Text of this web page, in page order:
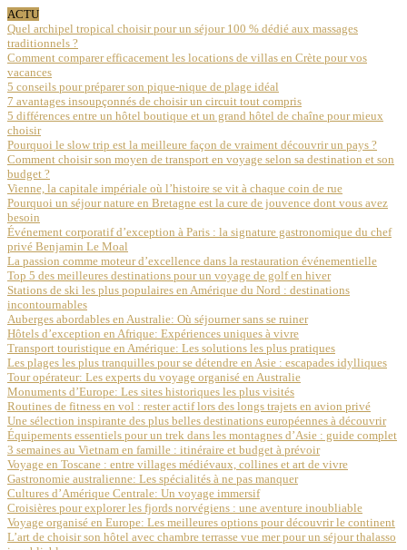
ACTU
Quel archipel tropical choisir pour un séjour 100 % dédié aux massages
traditionnels ?
Comment comparer efficacement les locations de villas en Crète pour vos
vacances
5 conseils pour préparer son pique-nique de plage idéal
7 avantages insoupçonnés de choisir un circuit tout compris
5 différences entre un hôtel boutique et un grand hôtel de chaîne pour mieux
choisir
Pourquoi le slow trip est la meilleure façon de vraiment découvrir un pays ?
Comment choisir son moyen de transport en voyage selon sa destination et son
budget ?
Vienne, la capitale impériale où l’histoire se vit à chaque coin de rue
Pourquoi un séjour nature en Bretagne est la cure de jouvence dont vous avez
besoin
Événement corporatif d’exception à Paris : la signature gastronomique du chef
privé Benjamin Le Moal
La passion comme moteur d’excellence dans la restauration événementielle
Top 5 des meilleures destinations pour un voyage de golf en hiver
Stations de ski les plus populaires en Amérique du Nord : destinations
incontournables
Auberges abordables en Australie: Où séjourner sans se ruiner
Hôtels d’exception en Afrique: Expériences uniques à vivre
Transport touristique en Amérique: Les solutions les plus pratiques
Les plages les plus tranquilles pour se détendre en Asie : escapades idylliques
Tour opérateur: Les experts du voyage organisé en Australie
Monuments d’Europe: Les sites historiques les plus visités
Routines de fitness en vol : rester actif lors des longs trajets en avion privé
Une sélection inspirante des plus belles destinations européennes à découvrir
Équipements essentiels pour un trek dans les montagnes d’Asie : guide complet
3 semaines au Vietnam en famille : itinéraire et budget à prévoir
Voyage en Toscane : entre villages médiévaux, collines et art de vivre
Gastronomie australienne: Les spécialités à ne pas manquer
Cultures d’Amérique Centrale: Un voyage immersif
Croisières pour explorer les fjords norvégiens : une aventure inoubliable
Voyage organisé en Europe: Les meilleures options pour découvrir le continent
L’art de choisir son hôtel avec chambre terrasse vue mer pour un séjour thalasso